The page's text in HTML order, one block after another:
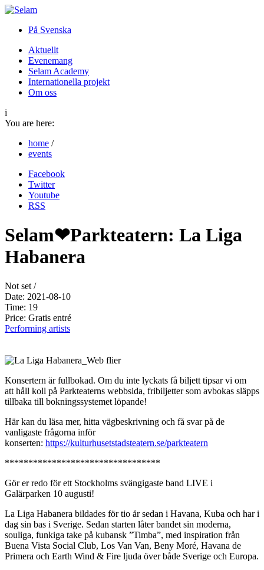
På Svenska
Aktuellt
Evenemang
Selam Academy
Internationella projekt
Om oss
i
You are here:
home /
events
Facebook
Twitter
Youtube
RSS
Selam❤Parkteatern: La Liga
Habanera
Not set /
Date: 2021-08-10
Time: 19
Price: Gratis entré
Performing artists
Konsertern är fullbokad. Om du inte lyckats få biljett tipsar vi om
att håll koll på Parkteaterns webbsida, fribiljetter som avbokas släpps
tillbaka till bokningssystemet löpande!
Här kan du läsa mer, hitta vägbeskrivning och få svar på de
vanligaste frågorna inför
konserten: https://kulturhusetstadsteatern.se/parkteatern
*********************************
Gör er redo för ett Stockholms svängigaste band LIVE i
Galärparken 10 augusti!
La Liga Habanera bildades för tio år sedan i Havana, Kuba och har i
dag sin bas i Sverige. Sedan starten låter bandet sin moderna,
souliga, funkiga take på kubansk ”Timba”, med inspiration från
Buena Vista Social Club, Los Van Van, Beny Moré, Havana de
Primera och Earth Wind & Fire ljuda över både Sverige och Europa.